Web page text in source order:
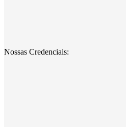
Nossas Credenciais: